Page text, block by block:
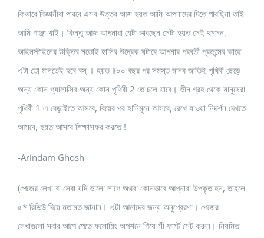
কিভাবে বিজ্ঞানীরা পারবে এসব উত্তর আজ হয়ত আমি আপনাদের দিতে পারছিনা তাই
আমি গাঞ্জা খাই। কিন্তু আজ আপনারা যেটা ভাবছেন সেটা হয়ত সেই থমসন,
আইনস্টাইনের উক্তির মতোই হাসির উদ্রেক ঘটাবে আপনার পরবর্তী প্রজন্মের কাছে
এটা তো মানতেই হবে বস্ । হয়ত ৪০০ বছর পর সমস্ত মানব জাতিই পৃথিবী ছেড়ে
অন্য কোন গ্যালাক্সির অন্য কোন পৃথিবী 2 তে চলে যাবে। ভীন গ্রহ থেকে মানুষেরা
পৃথিবী 1 এ বেড়াইতে আসবে, বিয়ের পর হানিমুনে আসবে, রেখে যাওয়া নিদর্শন দেখতে
আসবে, হয়ত আসবে শিক্ষাসফর করতে !
-Arindam Ghosh
(পেজের লেখা বা সেবা যদি ভালো লাগে অথবা কোনভাবে আপ্নারা উপকৃত হন, তাহলে
৫* রিভিউ দিয়ে মতামত জানান। এটা আমাদের জন্য অনুপ্রেরণা। পেজের
লেখাগুলো সবার আগে পেতে ফলোয়িং অপশনে গিয়ে সী ফার্স্ট সেট করুন। নিয়মিত